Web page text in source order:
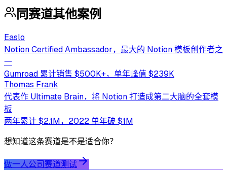
同赛道其他案例
Easlo
Notion Certified Ambassador，最大的 Notion 模板创作者之
一
Gumroad 累计销售 $500K+，单年峰值 $239K
Thomas Frank
代表作 Ultimate Brain，将 Notion 打造成第二大脑的全套模
板
两年累计 $2.1M，2022 单年破 $1M
想知道这条赛道是不是适合你？
做一人公司赛道测试